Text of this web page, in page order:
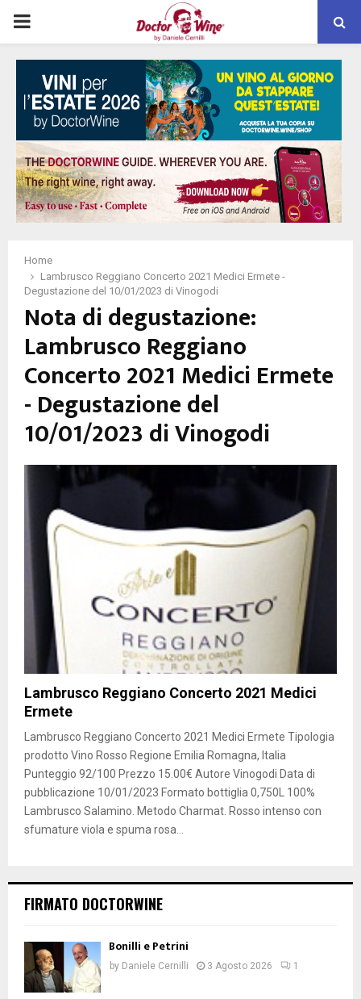
PRIMARY
MENU
Home
Lambrusco Reggiano Concerto 2021 Medici Ermete -
Degustazione del 10/01/2023 di Vinogodi
Nota di degustazione:
Lambrusco Reggiano
Concerto 2021 Medici Ermete
- Degustazione del
10/01/2023 di Vinogodi
Lambrusco Reggiano Concerto 2021 Medici
Ermete
Lambrusco Reggiano Concerto 2021 Medici Ermete Tipologia
prodotto Vino Rosso Regione Emilia Romagna, Italia
Punteggio 92/100 Prezzo 15.00€ Autore Vinogodi Data di
pubblicazione 10/01/2023 Formato bottiglia 0,750L 100%
Lambrusco Salamino. Metodo Charmat. Rosso intenso con
sfumature viola e spuma rosa...
FIRMATO DOCTORWINE
Bonilli e Petrini
by Daniele Cernilli 3 Agosto 2026 1